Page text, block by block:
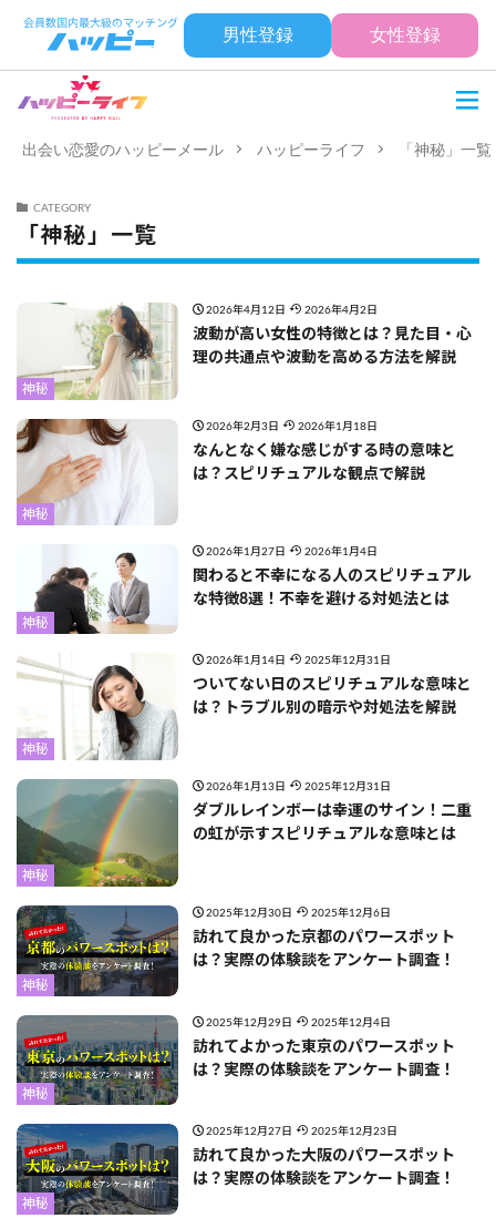
男性登録 女性登録
出会い恋愛のハッピーメール ハッピーライフ 「神秘」一覧
CATEGORY
「神秘」一覧
神秘
2026年4月12日 2026年4月2日
波動が高い女性の特徴とは？見た目・心
理の共通点や波動を高める方法を解説
神秘
2026年2月3日 2026年1月18日
なんとなく嫌な感じがする時の意味と
は？スピリチュアルな観点で解説
神秘
2026年1月27日 2026年1月4日
関わると不幸になる人のスピリチュアル
な特徴8選！不幸を避ける対処法とは
神秘
2026年1月14日 2025年12月31日
ついてない日のスピリチュアルな意味と
は？トラブル別の暗示や対処法を解説
神秘
2026年1月13日 2025年12月31日
ダブルレインボーは幸運のサイン！二重
の虹が示すスピリチュアルな意味とは
神秘
2025年12月30日 2025年12月6日
訪れて良かった京都のパワースポット
は？実際の体験談をアンケート調査！
神秘
2025年12月29日 2025年12月4日
訪れてよかった東京のパワースポット
は？実際の体験談をアンケート調査！
神秘
2025年12月27日 2025年12月23日
訪れて良かった大阪のパワースポット
は？実際の体験談をアンケート調査！